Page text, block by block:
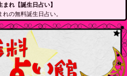
まれ【誕生日占い】
の無料誕生日占い。